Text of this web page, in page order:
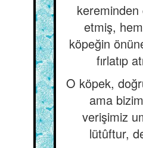
etmiş,
köpeğin
fırlatıp
O köpek,
ama
verişimiz
lütûftur,